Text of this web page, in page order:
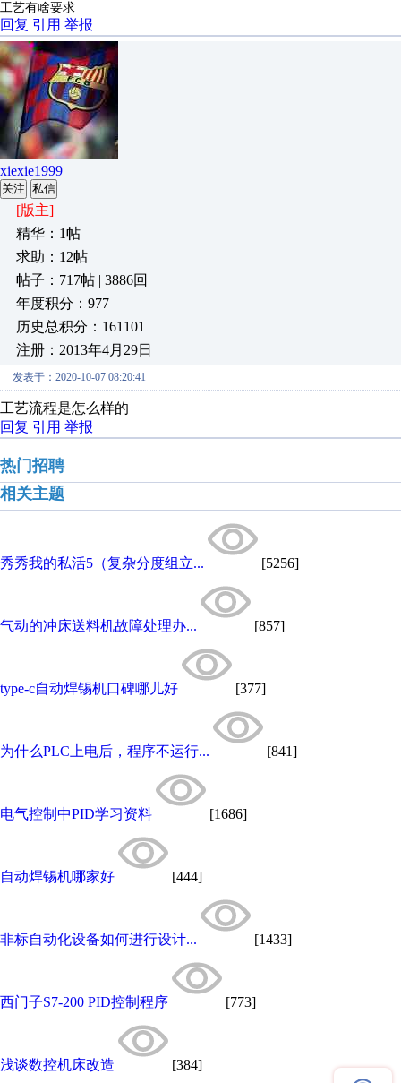
工艺有啥要求
回复 引用 举报
xiexie1999
关注 私信
[版主]
精华：1帖
求助：12帖
帖子：717帖 | 3886回
年度积分：977
历史总积分：161101
注册：2013年4月29日
发表于：2020-10-07 08:20:41
工艺流程是怎么样的
回复 引用 举报
热门招聘
相关主题
秀秀我的私活5（复杂分度组立... [5256]
气动的冲床送料机故障处理办... [857]
type-c自动焊锡机口碑哪儿好 [377]
为什么PLC上电后，程序不运行... [841]
电气控制中PID学习资料 [1686]
自动焊锡机哪家好 [444]
非标自动化设备如何进行设计... [1433]
西门子S7-200 PID控制程序 [773]
浅谈数控机床改造 [384]